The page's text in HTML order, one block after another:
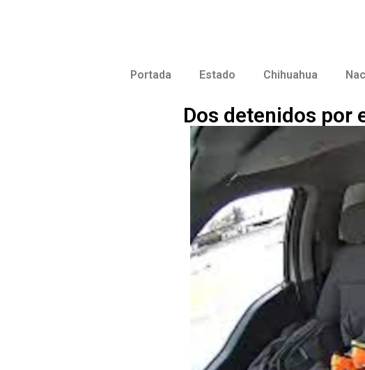
Portada Estado Chihuahua
Dos detenidos por